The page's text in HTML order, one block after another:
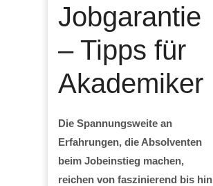
Jobgarantie
– Tipps für
Akademiker
Die Spannungsweite an
Erfahrungen, die Absolventen
beim Jobeinstieg machen,
reichen von faszinierend bis hin